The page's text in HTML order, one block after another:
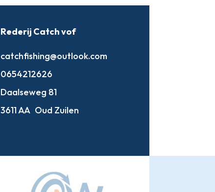
Rederij Catch vof
catchfishing@outlook.com
0654212626
Daalseweg 81
3611 AA Oud Zuilen